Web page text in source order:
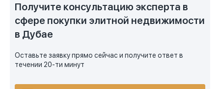
Получите консультацию эксперта в
сфере покупки элитной недвижимости
в Дубае
Оставьте заявку прямо сейчас и получите ответ в
течении 20-ти минут